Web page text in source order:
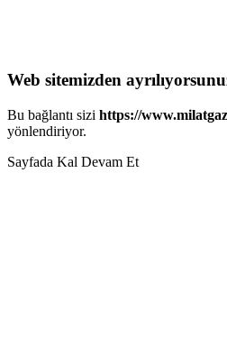
Web sitemizden
Bu bağlantı sizi https://
yönlendiriyor.
Sayfada Kal Devam Et